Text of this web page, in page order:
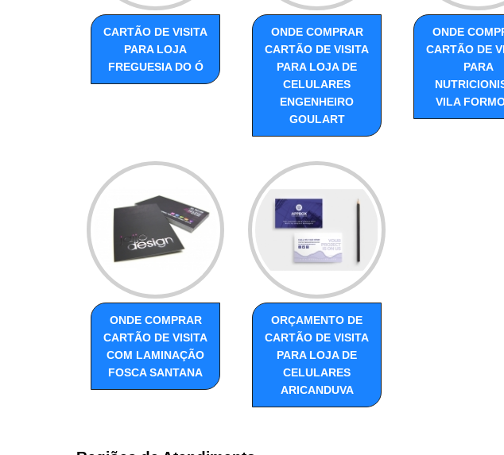
CARTÃO DE VISITA
PARA LOJA
FREGUESIA DO Ó
ONDE COMPRAR
CARTÃO DE VISITA
PARA LOJA DE
CELULARES
ENGENHEIRO
GOULART
ONDE
CARTÃO DE
PARA
VILA
ONDE COMPRAR
CARTÃO DE VISITA
COM LAMINAÇÃO
FOSCA SANTANA
ORÇAMENTO DE
CARTÃO DE VISITA
PARA LOJA DE
CELULARES
ARICANDUVA